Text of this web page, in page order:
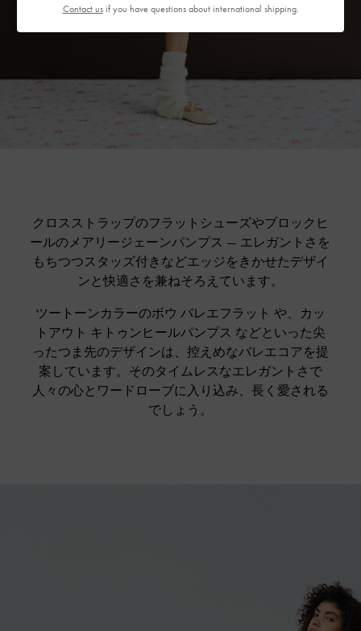
クロスストラップのフラットシューズやブロックヒ
ールのメアリージェーンパンプス — エレガントさを
もちつつスタッズ付きなどエッジをきかせたデザイ
ンと快適さを兼ねそろえています。
ツートーンカラーのボウ バレエフラット や、カッ
トアウト キトゥンヒールパンプス などといった尖
ったつま先のデザインは、控えめなバレエコアを提
案しています。そのタイムレスなエレガントさで
人々の心とワードローブに入り込み、長く愛される
でしょう。
Contact usif you have questions about international shipping.